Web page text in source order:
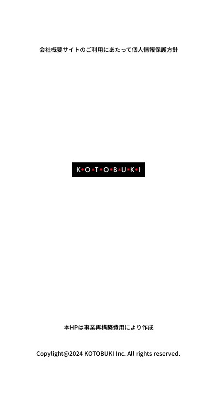
会社概要サイトのご利用にあたって個人情報保護方針
本HPは事業再構築費用により作成
Copylight@2024 KOTOBUKI Inc. All rights reserved.